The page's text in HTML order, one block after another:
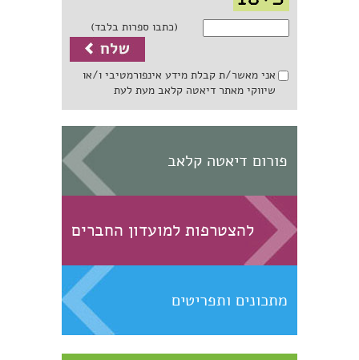
(כתבו ספרות בלבד)
אני מאשר/ת קבלת מידע אינפורמטיבי ו/או
שיווקי מאתר דיאטה קלאב מעת לעת
פורום דיאטה קלאב
להצטרפות למועדון החברים
מתכונים ותפריטים